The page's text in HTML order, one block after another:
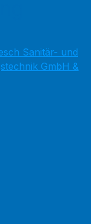
Sanitär- und
GmbH &